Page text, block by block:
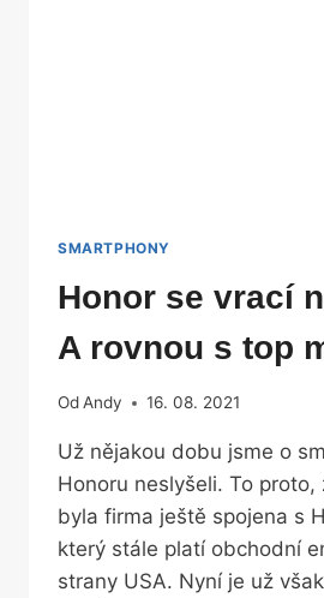
SMARTPHONY
Honor se vrací
A rovnou s top
Od Andy 16. 08. 2021
Už nějakou dobu jsme o
Honoru neslyšeli. To proto,
byla firma ještě spojena s
který stále platí obchodní
strany USA. Nyní je už